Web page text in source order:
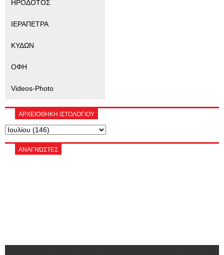
ΗΡΟΔΟΤΟΣ
ΙΕΡΑΠΕΤΡΑ
ΚΥΔΩΝ
ΟΦΗ
Videos-Photo
ΑΡΧΕΙΟΘΗΚΗ ΙΣΤΟΛΟΓΙΟΥ
ΑΝΑΓΝΏΣΤΕΣ